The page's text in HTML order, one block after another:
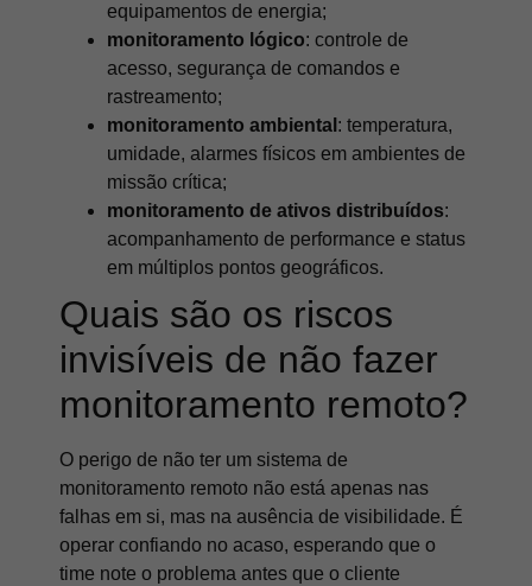
equipamentos de energia;
monitoramento lógico: controle de
acesso, segurança de comandos e
rastreamento;
monitoramento ambiental : temperatura,
umidade, alarmes físicos em ambientes de
missão crítica;
monitoramento de ativos distribuídos:
acompanhamento de performance e status
em múltiplos pontos geográficos.
Quais são os riscos
invisíveis de não fazer
monitoramento remoto?
O perigo de não ter um sistema de
monitoramento remoto não está apenas nas
falhas em si, mas na ausência de visibilidade. É
operar confiando no acaso, esperando que o
time note o problema antes que o cliente